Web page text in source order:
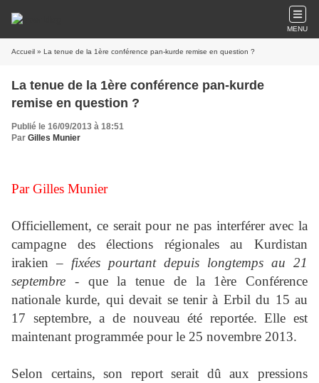
MENU
Accueil » La tenue de la 1ère conférence pan-kurde remise en question ?
La tenue de la 1ère conférence pan-kurde
remise en question ?
Publié le 16/09/2013 à 18:51
Par Gilles Munier
Par Gilles Munier
Officiellement, ce serait pour ne pas interférer avec la
campagne des élections régionales au Kurdistan
irakien – fixées pourtant depuis longtemps au 21
septembre - que la tenue de la 1ère Conférence
nationale kurde, qui devait se tenir à Erbil du 15 au
17 septembre, a de nouveau été reportée. Elle est
maintenant programmée pour le 25 novembre 2013.
Selon certains, son report serait dû aux pressions